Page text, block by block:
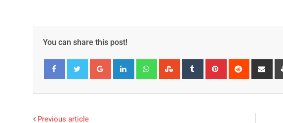
You can share this post!
Google+ LinkedIn WhatsappStumbleUpon
Tumblr Pinterest Reddit
Previous article